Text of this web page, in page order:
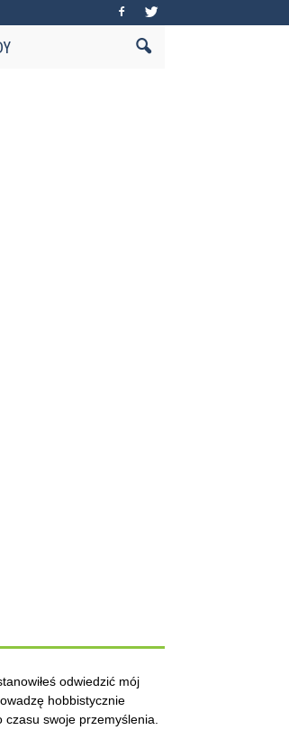
odwiedzić mój
hobbistycznie
swoje przemyślenia.